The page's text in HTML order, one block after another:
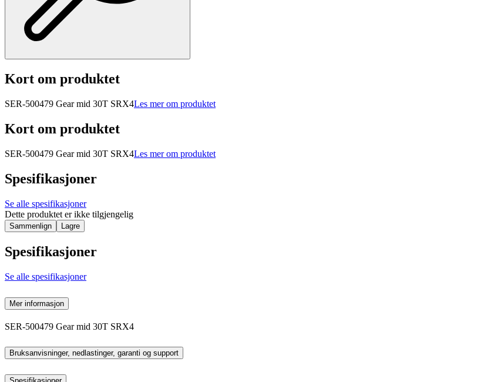
Kort om produktet
SER-500479 Gear mid 30T SRX4Les mer om produktet
Kort om produktet
SER-500479 Gear mid 30T SRX4Les mer om produktet
Spesifikasjoner
Se alle spesifikasjoner
Dette produktet er ikke tilgjengelig
Sammenlign Lagre
Spesifikasjoner
Se alle spesifikasjoner
Mer informasjon
SER-500479 Gear mid 30T SRX4
Bruksanvisninger, nedlastinger, garanti og support